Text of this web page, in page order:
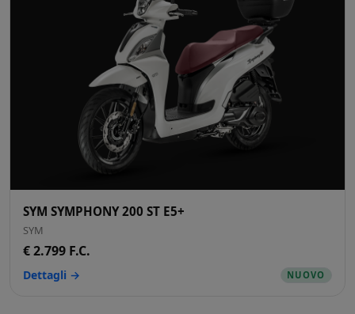
SYM SYMPHONY 200 ST E5+
SYM
€ 2.799 F.C.
Dettagli → NUOVO